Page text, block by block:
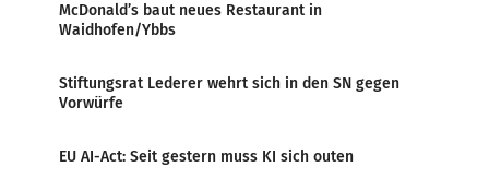
McDonald’s baut neues Restaurant in
Waidhofen/Ybbs
Stiftungsrat Lederer wehrt sich in den SN gegen
Vorwürfe
EU AI-Act: Seit gestern muss KI sich outen